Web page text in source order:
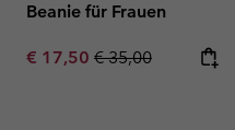
Beanie für Frauen
Sale price:
€ 17,50 Regular price:
€ 35,00